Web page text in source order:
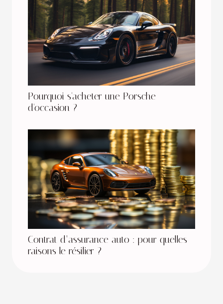
Pourquoi s'acheter une Porsche
d'occasion ?
Contrat d’assurance auto : pour quelles
raisons le résilier ?